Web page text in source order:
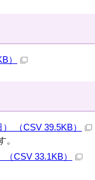
）
（CSV 39.5KB）
。
CSV 33.1KB）